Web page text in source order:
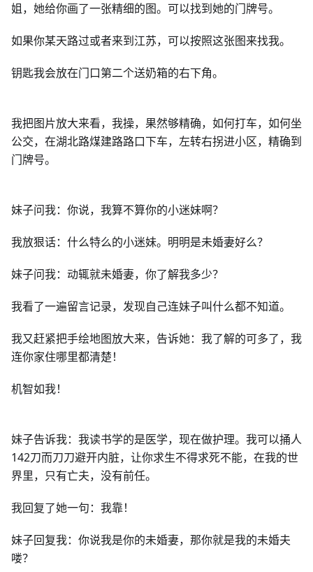
姐，她给你画了一张精细的图。可以找到她的门牌号。
如果你某天路过或者来到江苏，可以按照这张图来找我。
钥匙我会放在门口第二个送奶箱的右下角。
我把图片放大来看，我操，果然够精确，如何打车，如何坐
公交，在湖北路煤建路路口下车，左转右拐进小区，精确到
门牌号。
妹子问我：你说，我算不算你的小迷妹啊？
我放狠话：什么特么的小迷妹。明明是未婚妻好么？
妹子问我：动辄就未婚妻，你了解我多少？
我看了一遍留言记录，发现自己连妹子叫什么都不知道。
我又赶紧把手绘地图放大来，告诉她：我了解的可多了，我
连你家住哪里都清楚！
机智如我！
妹子告诉我：我读书学的是医学，现在做护理。我可以捅人
142刀而刀刀避开内脏，让你求生不得求死不能，在我的世
界里，只有亡夫，没有前任。
我回复了她一句：我靠！
妹子回复我：你说我是你的未婚妻，那你就是我的未婚夫
喽？